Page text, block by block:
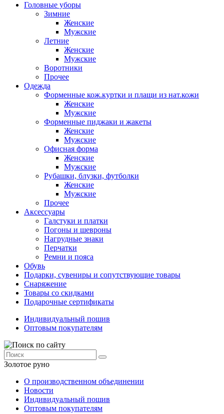
Головные уборы
Зимние
Женские
Мужские
Летние
Женские
Мужские
Воротники
Прочее
Одежда
Форменные кож.куртки и плащи из нат.кожи
Женские
Мужские
Форменные пиджаки и жакеты
Женские
Мужские
Офисная форма
Женские
Мужские
Рубашки, блузки, футболки
Женские
Мужские
Прочее
Аксессуары
Галстуки и платки
Погоны и шевроны
Нагрудные знаки
Перчатки
Ремни и пояса
Обувь
Подарки, сувениры и сопутствующие товары
Снаряжение
Товары со скидками
Подарочные сертификаты
Индивидуальный пошив
Оптовым покупателям
Золотое руно
О производственном объединении
Новости
Индивидуальный пошив
Оптовым покупателям